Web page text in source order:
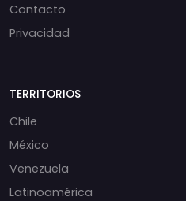
Contacto
Privacidad
TERRITORIOS
Chile
México
Venezuela
Latinoamérica